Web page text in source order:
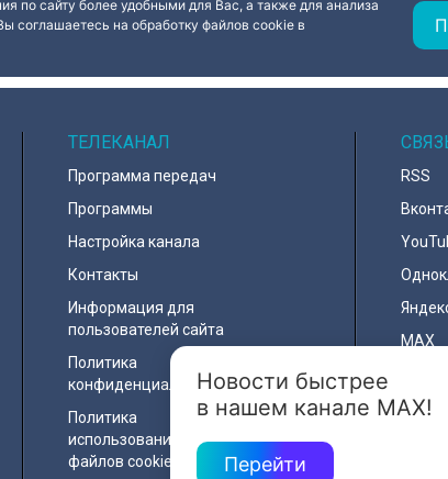
Новости быстрее
в нашем канале MAX!
Перейти
по сайту более удобными для Вас, а также для анализа
соглашаетесь на обработку файлов cookie в
ТЕЛЕКАНАЛ
Программа передач
Программы
Настройка канала
Контакты
Информация для
пользователей сайта
Политика
конфиденциальности
Политика
использования
файлов cookie
RSS
MAX